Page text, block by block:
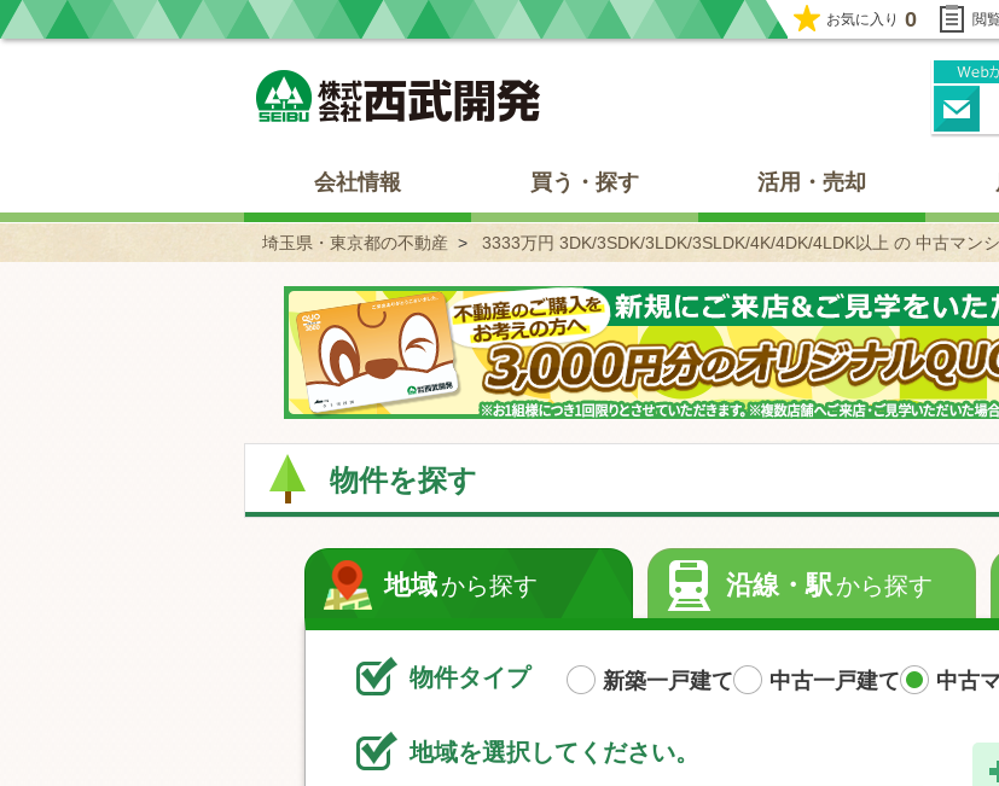
お気に入り 0 閲
会社情報 買う・探す 活用・売却
埼玉県・東京都の不動産 3333万円 3DK/3SDK/3LDK/3SLDK/4K/4DK/4LDK以上 の 中古マン
物件を探す
地域から探す
物件タイプ 新築一戸建て 中古一戸建て 中古
地域を選択してください。
沿線・駅から探す